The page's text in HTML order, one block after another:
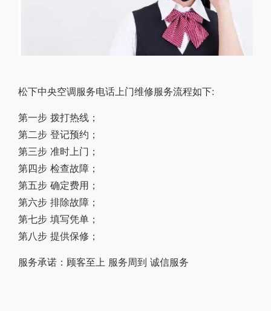
松下中央空调服务电话上门维修服务流程如下:
第一步 拨打热线；
第二步 登记预约；
第三步 准时上门；
第四步 检查故障；
第五步 确定费用；
第六步 排除故障；
第七步 填写凭单；
第八步 提供保修；
服务承诺：顾客至上 服务周到 诚信服务